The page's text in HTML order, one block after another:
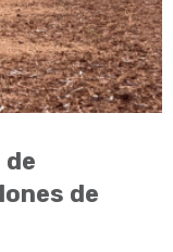
de
de